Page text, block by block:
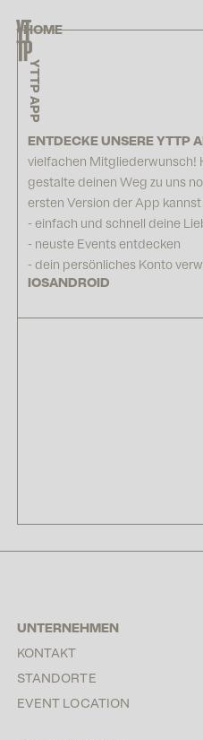
‹ HOME
YTTP APP
ENTDECKE UNSERE YTTP
vielfachen Mitgliederwunsch!
gestalte deinen Weg zu uns
ersten Version der App kannst
- einfach und schnell deine
- neuste Events entdecken
- dein persönliches Konto
IOSANDROID
UNTERNEHMEN
KONTAKT
STANDORTE
EVENT LOCATION